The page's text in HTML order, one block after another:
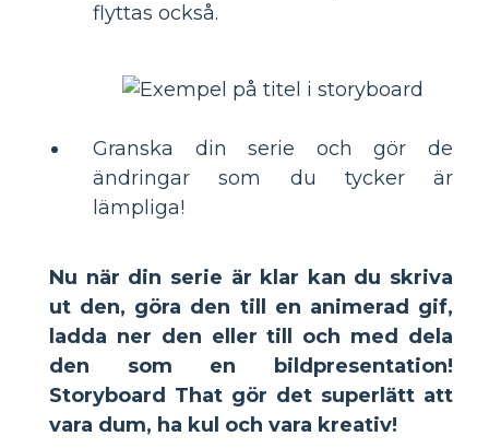
flyttas också.
Granska din serie och gör de
ändringar som du tycker är
lämpliga!
Nu när din serie är klar kan du skriva
ut den, göra den till en animerad gif,
ladda ner den eller till och med dela
den som en bildpresentation!
Storyboard That gör det superlätt att
vara dum, ha kul och vara kreativ!